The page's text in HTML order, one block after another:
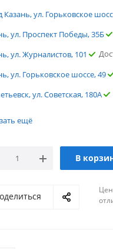
Казань, ул. Горьковское
ул. Проспект Победы, 35Б
ул. Журналистов, 101
ул. Горьковское шоссе, 49
ул. Советская, 180А
ул. Российская
ул. Всеволожский
ещё
В